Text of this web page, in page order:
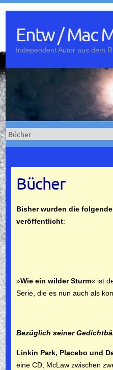
contentEntw / Mac
Independent Autor aus dem
Bücher
Bisher wurden die
veröffentlicht:
»Wie ein wilder Sturm« ist
Serie, die es nun auch als
Bezüglich seiner
Linkin Park, Placebo und
eine CD, McLaw zwischen